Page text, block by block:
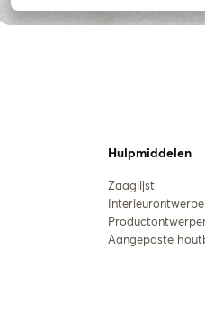
Hulpmiddelen
Zaaglijst
Aangepaste